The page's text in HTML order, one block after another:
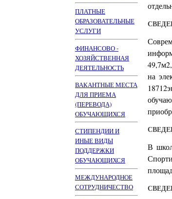
ПЛАТНЫЕ
ОБРАЗОВАТЕЛЬНЫЕ
УСЛУГИ
ФИНАНСОВО -
ХОЗЯЙСТВЕННАЯ
ДЕЯТЕЛЬНОСТЬ
ВАКАНТНЫЕ МЕСТА
ДЛЯ ПРИЕМА
(ПЕРЕВОДА)
ОБУЧАЮЩИХСЯ
СТИПЕНДИИ И
ИНЫЕ ВИДЫ
ПОДДЕРЖКИ
ОБУЧАЮЩИХСЯ
МЕЖДУНАРОДНОЕ
СОТРУДНИЧЕСТВО
на
В